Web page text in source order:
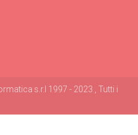
s.r.l 1997 - 2023 , Tutti i